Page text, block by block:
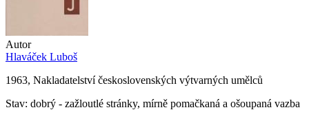
Autor
Hlaváček Luboš
1963, Nakladatelství československých výtvarných umělců
Stav: dobrý - zažloutlé stránky, mírně pomačkaná a ošoupaná vazba